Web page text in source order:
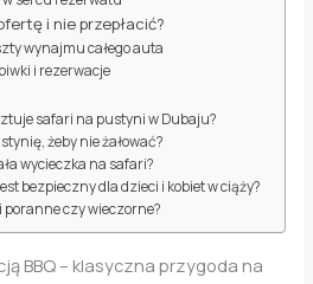
i nie przepłacić?
wynajmu całego auta
i rezerwacje
safari na pustyni w Dubaju?
żeby nie żałować?
wycieczka na safari?
bezpieczny dla dzieci i kobiet w ciąży?
czy wieczorne?
BBQ – klasyczna przygoda na